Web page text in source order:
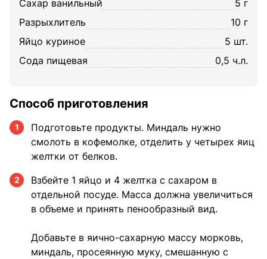
сахар ванильный
5 г
разрыхлитель
10 г
яйцо куриное
5 шт.
сода пищевая
0,5 ч.л.
Способ приготовления
1
Подготовьте продукты. Миндаль нужно
смолоть в кофемолке, отделить у четырех яиц
желтки от белков.
2
Взбейте 1 яйцо и 4 желтка с сахаром в
отдельной посуде. Масса должна увеличиться
в объеме и принять пенообразный вид.
Добавьте в яично-сахарную массу морковь,
миндаль, просеянную муку, смешанную с